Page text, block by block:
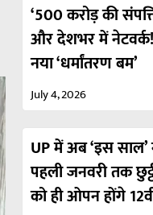
‘500 करोड़ की
और देशभर में
नया ‘धर्मांतरण बम’
July 4, 2026
UP में अब ‘इस
पहली जनवरी तक
को ही ओपन होंगे